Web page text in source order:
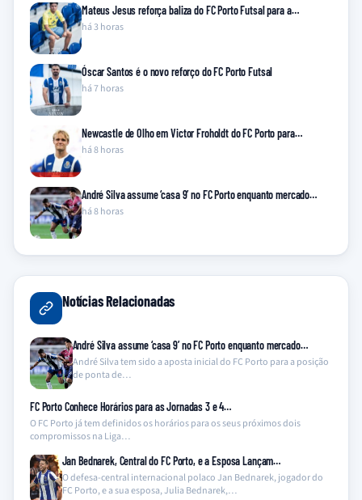
Mateus Jesus reforça baliza do FC Porto Futsal para a…
há 3 horas
Óscar Santos é o novo reforço do FC Porto Futsal
há 7 horas
Newcastle de Olho em Victor Froholdt do FC Porto para…
há 8 horas
André Silva assume ‘casa 9’ no FC Porto enquanto mercado…
há 8 horas
Notícias Relacionadas
André Silva assume ‘casa 9’ no FC Porto enquanto mercado…
André Silva tem sido a aposta inicial do FC Porto para a posição
de ponta de…
FC Porto Conhece Horários para as Jornadas 3 e 4…
O FC Porto já tem definidos os horários para os seus próximos dois
compromissos na Liga…
Jan Bednarek, Central do FC Porto, e a Esposa Lançam…
O defesa-central internacional polaco Jan Bednarek, jogador do
FC Porto, e a sua esposa, Julia Bednarek,…